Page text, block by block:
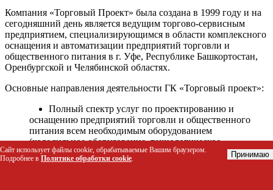
Компания «Торговый Проект» была создана в 1999 году и на
сегодняшний день является ведущим торгово-сервисным
предприятием, специализирующимся в области комплексного
оснащения и автоматизации предприятий торговли и
общественного питания в г. Уфе, Республике Башкортостан,
Оренбургской и Челябинской областях.
Основные направления деятельности ГК «Торговый проект»:
Полный спектр услуг по проектированию и
оснащению предприятий торговли и общественного
питания всем необходимым оборудованием
(холодильное оборудование, технологическое
оборудование, стеллажное оборудование и т.д.);
Автоматизация торговых процессов и внедрения
Сайт использует файлы cookie, обрабатываемые Вашим браузером.
Подробнее в Политике обработки cookie. Принимаю